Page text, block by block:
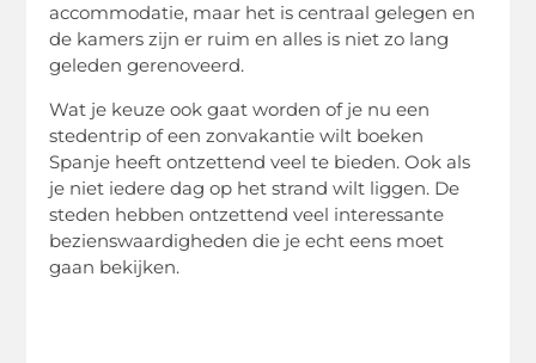
accommodatie, maar het is centraal gelegen en
de kamers zijn er ruim en alles is niet zo lang
geleden gerenoveerd.
Wat je keuze ook gaat worden of je nu een
stedentrip of een zonvakantie wilt boeken
Spanje heeft ontzettend veel te bieden. Ook als
je niet iedere dag op het strand wilt liggen. De
steden hebben ontzettend veel interessante
bezienswaardigheden die je echt eens moet
gaan bekijken.